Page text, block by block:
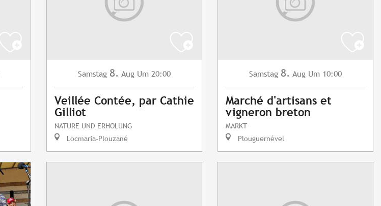
Samstag 8. Aug Um 20:00
Veillée Contée, par Cathie
Gilliot
NATURE UND ERHOLUNG
Locmaria-Plouzané
Samstag 8. Aug Um 10:00
Marché d'artisans et
vigneron breton
MARKT
Plouguernével